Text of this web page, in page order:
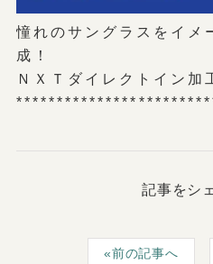
憧れのサングラスをイメ
成！
ＮＸＴダイレクトイン加
記事をシ
前の記事へ